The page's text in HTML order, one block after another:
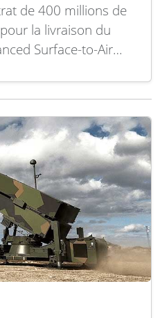
de 400 millions de
la livraison du
Surface-to-Air
américain de
valeur d’1,02
Lire la suite